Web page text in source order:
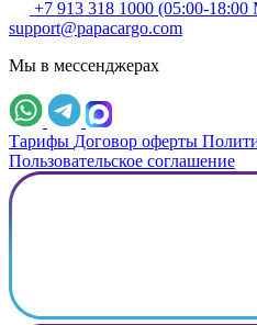
+7 913 318 1000 (05:00-
support@papacargo.com
Мы в мессенджерах
Тарифы Договор оферты
Пользовательское соглашение